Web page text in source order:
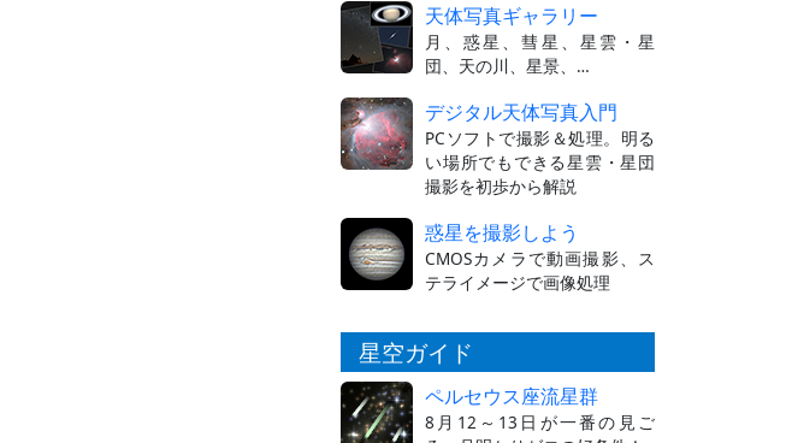
天体写真ギャラリー
月、惑星、彗星、星雲・星
団、天の川、星景、…
デジタル天体写真入門
PCソフトで撮影＆処理。明る
い場所でもできる星雲・星団
撮影を初歩から解説
惑星を撮影しよう
CMOSカメラで動画撮影、ス
テライメージで画像処理
星空ガイド
ペルセウス座流星群
8月12～13日が一番の見ご